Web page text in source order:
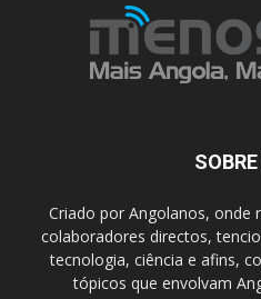
Criado por Angolanos, onde
colaboradores directos,
tecnologia, ciência e afins,
tópicos que envolvam